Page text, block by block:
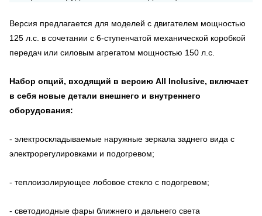
Версия предлагается для моделей с двигателем мощностью
125 л.с. в сочетании с 6-ступенчатой механической коробкой
передач или силовым агрегатом мощностью 150 л.с.
Набор опций, входящий в версию All Inclusive, включает
в себя новые детали внешнего и внутреннего
оборудования:
- электроскладываемые наружные зеркала заднего вида с
электрорегулировками и подогревом;
- теплоизолирующее лобовое стекло с подогревом;
- светодиодные фары ближнего и дальнего света